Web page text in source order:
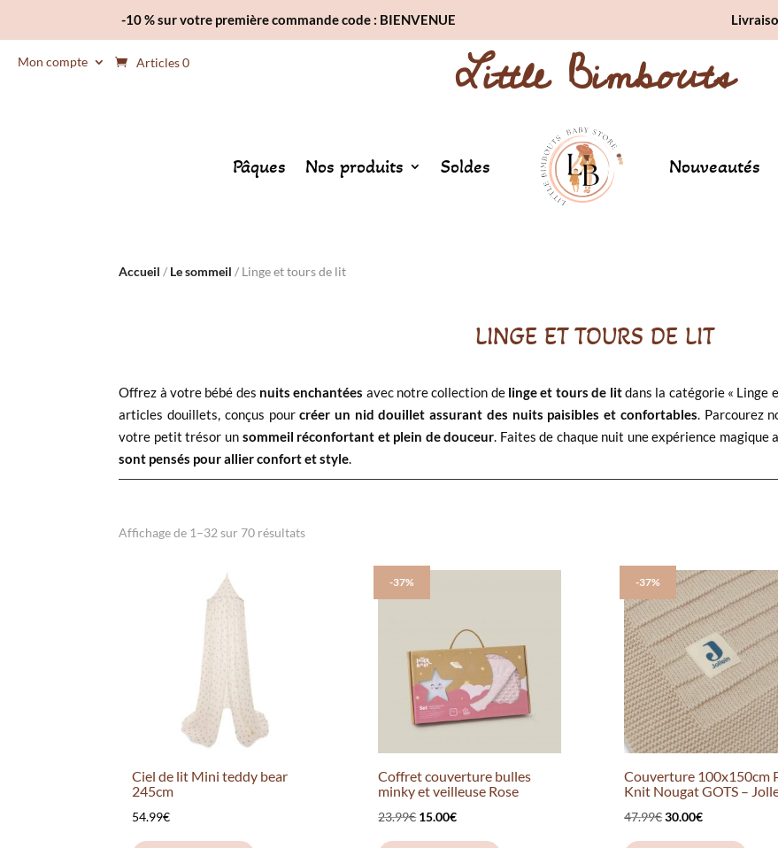
-10 % sur votre première commande code : BIENVENUE
Mon compte Articles 0 Little Bimbouts
Pâques Nos produits Soldes Nouveautés
Accueil / Le sommeil / Linge et tours de lit
LINGE ET TOURS DE LIT
Offrez à votre bébé des nuits enchantées avec notre collection de linge et tours de litdans la catégorie « Linge
articles douillets, conçus pourcréer un nid douillet assurant des nuits paisibles et confortables. Parcourez
votre petit trésor un sommeil réconfortant et plein de douceur. Faites de chaque nuit une expérience magique
sont pensés pour allier confort et style.
Affichage de 1–32 sur 70 résultats
Ciel de lit Mini teddy bear
245cm
54.99€
-37%
Coffret couverture bulles
minky et veilleuse Rose
23.99€ Le
prix
15.00€Le
prix
-37%
Couverture 100x150cm
Knit Nougat GOTS –
47.99€Le
prix
30.00€Le
prix